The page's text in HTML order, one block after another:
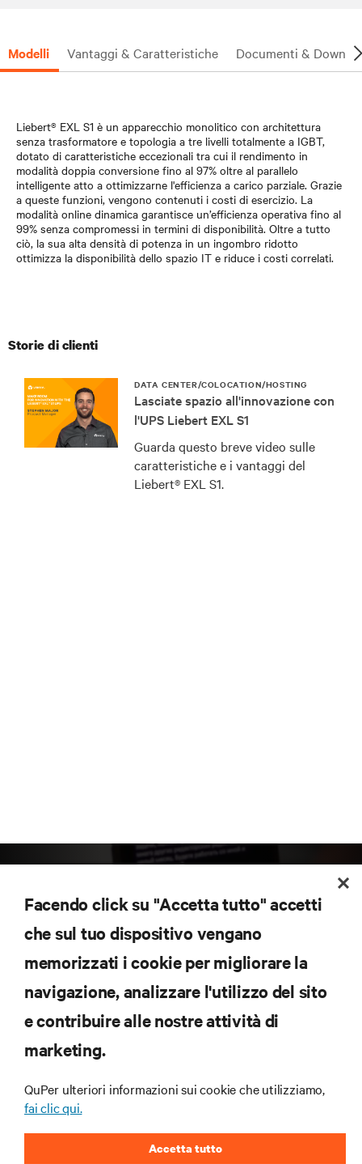
Modelli Vantaggi & Caratteristiche Documenti &
Liebert® EXL S1 è un apparecchio monolitico con architettura
senza trasformatore e topologia a tre livelli totalmente a IGBT,
dotato di caratteristiche eccezionali tra cui il rendimento in
modalità doppia conversione fino al 97% oltre al parallelo
intelligente atto a ottimizzarne l'efficienza a carico parziale. Grazie
a queste funzioni, vengono contenuti i costi di esercizio. La
modalità online dinamica garantisce un’efficienza operativa fino al
99% senza compromessi in termini di disponibilità. Oltre a tutto
ciò, la sua alta densità di potenza in un ingombro ridotto
ottimizza la disponibilità dello spazio IT e riduce i costi correlati.
Storie di clienti
DATA CENTER/COLOCATION/HOSTING
Lasciate spazio all'innovazione con
l'UPS Liebert EXL S1
Guarda questo breve video sulle
caratteristiche e i vantaggi del
Liebert® EXL S1.
Iscriviti per scoprire le ultime tendenze
tecnologiche
Ricevi aggiornamenti regolari sugli argomenti più
importanti del settore, con le discussioni più recenti
e gli approfondimenti degli esperti sulla gestione di
Facendo click su "Accetta tutto" accetti
che sul tuo dispositivo vengano
memorizzati i cookie per migliorare la
navigazione, analizzare l'utilizzo del sito
e contribuire alle nostre attività di
marketing.
QuPer ulteriori informazioni sui cookie che utilizziamo,
fai clic qui.
Accetta tutto